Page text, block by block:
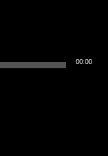
00:00